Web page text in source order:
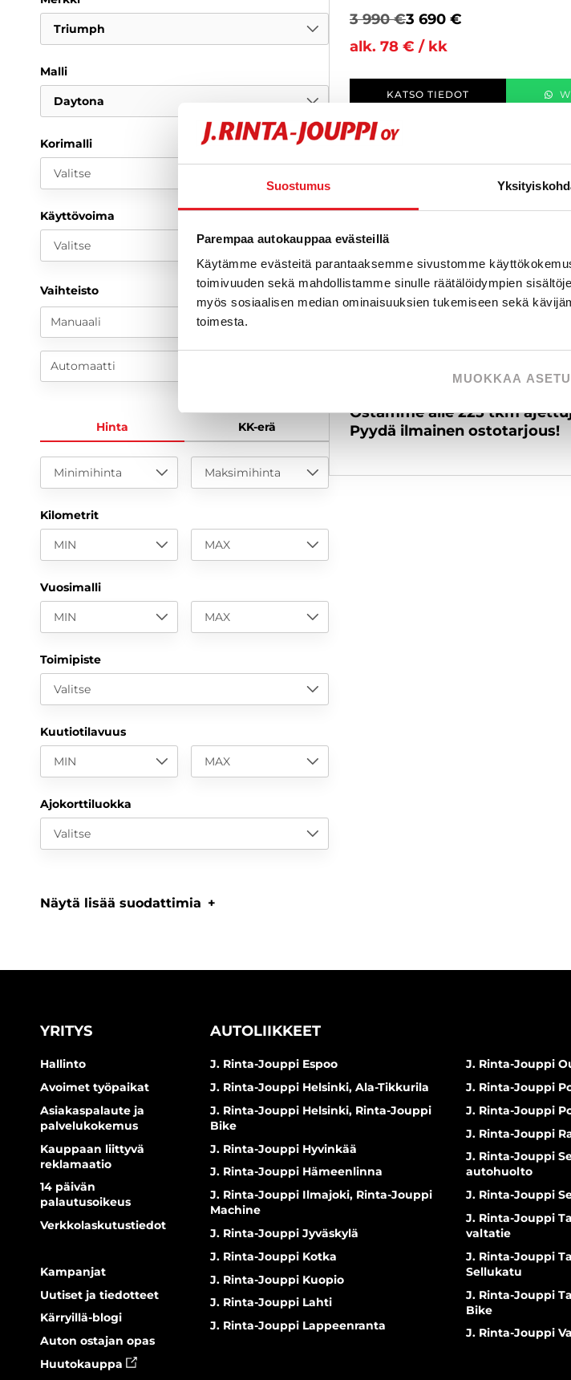
Suostumus
Parempaa autokauppaa evästeillä
Käytämme evästeitä parantaaksemme sivustomme
toimivuuden sekä mahdollistamme sinulle räätälöidympien
myös sosiaalisen median ominaisuuksien tukemiseen sekä
toimesta.
MUOKKAA
Triumph
Malli
Daytona
Korimalli
Valitse
Käyttövoima
Valitse
Vaihteisto
Manuaali
Automaatti
Hinta KK-erä
Minimihinta Maksimihinta
Kilometrit
MIN MAX
Vuosimalli
MIN MAX
Toimipiste
Valitse
Kuutiotilavuus
MIN MAX
Ajokorttiluokka
Valitse
Näytä lisää suodattimia
3 990 €3 690 €
alk. 78 € / kk
KATSO TIEDOT
Ostamme alle 225 tkm
Pyydä ilmainen ostotarjous!
YRITYS
Hallinto
Avoimet työpaikat
Asiakaspalaute ja
palvelukokemus
Kauppaan liittyvä
reklamaatio
14 päivän
palautusoikeus
Verkkolaskutustiedot
Kampanjat
Uutiset ja tiedotteet
Kärryillä-blogi
Auton ostajan opas
Huutokauppa
AUTOLIIKKEET
J. Rinta-Jouppi Espoo
J. Rinta-Jouppi Helsinki, Ala-Tikkurila
J. Rinta-Jouppi Helsinki, Rinta-Jouppi
Bike
J. Rinta-Jouppi Hyvinkää
J. Rinta-Jouppi Hämeenlinna
J. Rinta-Jouppi Ilmajoki, Rinta-Jouppi
Machine
J. Rinta-Jouppi Jyväskylä
J. Rinta-Jouppi Kotka
J. Rinta-Jouppi Kuopio
J. Rinta-Jouppi Lahti
J. Rinta-Jouppi Lappeenranta
J. Rinta-Jouppi
J. Rinta-Jouppi
J. Rinta-Jouppi
J. Rinta-Jouppi
J. Rinta-Jouppi
autohuolto
J. Rinta-Jouppi
J. Rinta-Jouppi
valtatie
J. Rinta-Jouppi
Sellukatu
J. Rinta-Jouppi
Bike
J. Rinta-Jouppi